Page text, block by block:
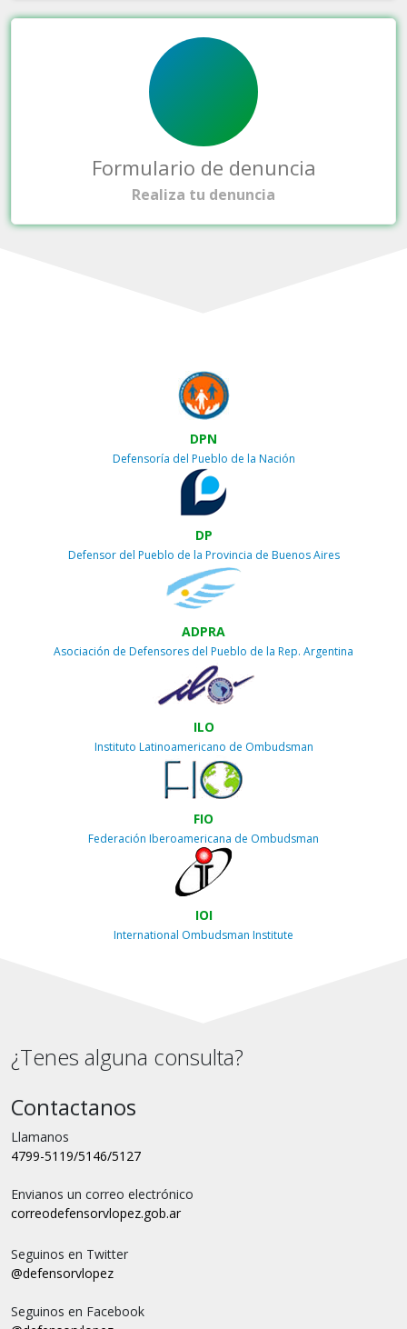
Formulario de denuncia
Realiza tu denuncia
DPN
Defensoría del Pueblo de la Nación
DP
Defensor del Pueblo de la Provincia de Buenos Aires
ADPRA
Asociación de Defensores del Pueblo de la Rep. Argentina
ILO
Instituto Latinoamericano de Ombudsman
FIO
Federación Iberoamericana de Ombudsman
IOI
International Ombudsman Institute
¿Tenes alguna consulta?
Contactanos
Llamanos
4799-5119/5146/5127
Envianos un correo electrónico
correodefensorvlopez.gob.ar
Seguinos en Twitter
@defensorvlopez
Seguinos en Facebook